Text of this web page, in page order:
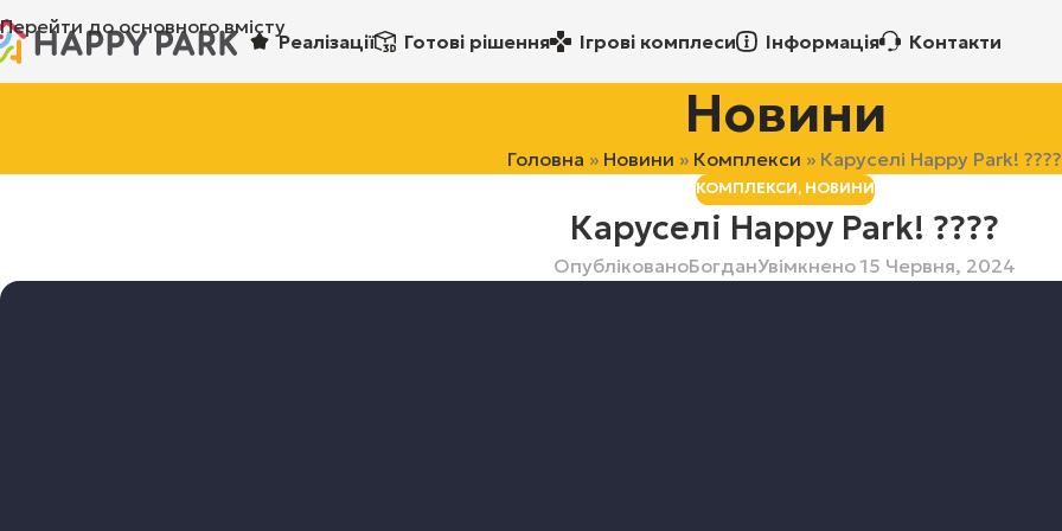
Перейти до основного вмісту
Реалізації Готові рішення Ігрові комплеси Інформація Контакти
Новини
Головна » Новини » Комплекси » Каруселі Happy Park! ????
КОМПЛЕКСИ, НОВИНИ
Каруселі Happy Park! ????
ОпублікованоБогданУвімкнено 15 Червня, 2024